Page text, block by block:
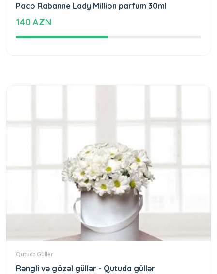
Paco Rabanne Lady Million parfum 30ml
140 AZN
Qutuda Güllər
Rəngli və gözəl güllər - Qutuda güllər